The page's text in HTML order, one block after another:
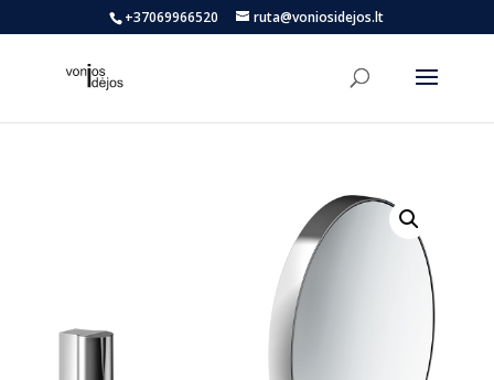
+37069966520 ruta@voniosidejos.lt